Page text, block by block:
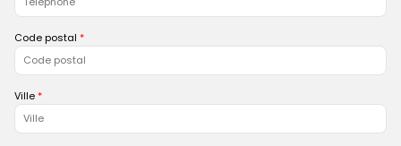
Code postal
Ville